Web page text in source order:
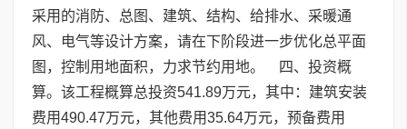
采用的消防、总图、建筑、结构、给排水、采暖通
风、电气等设计方案，请在下阶段进一步优化总平面
图，控制用地面积，力求节约用地。 四、投资概
算。该工程概算总投资541.89万元，其中：建筑安装
费用490.47万元，其他费用35.64万元，预备费用